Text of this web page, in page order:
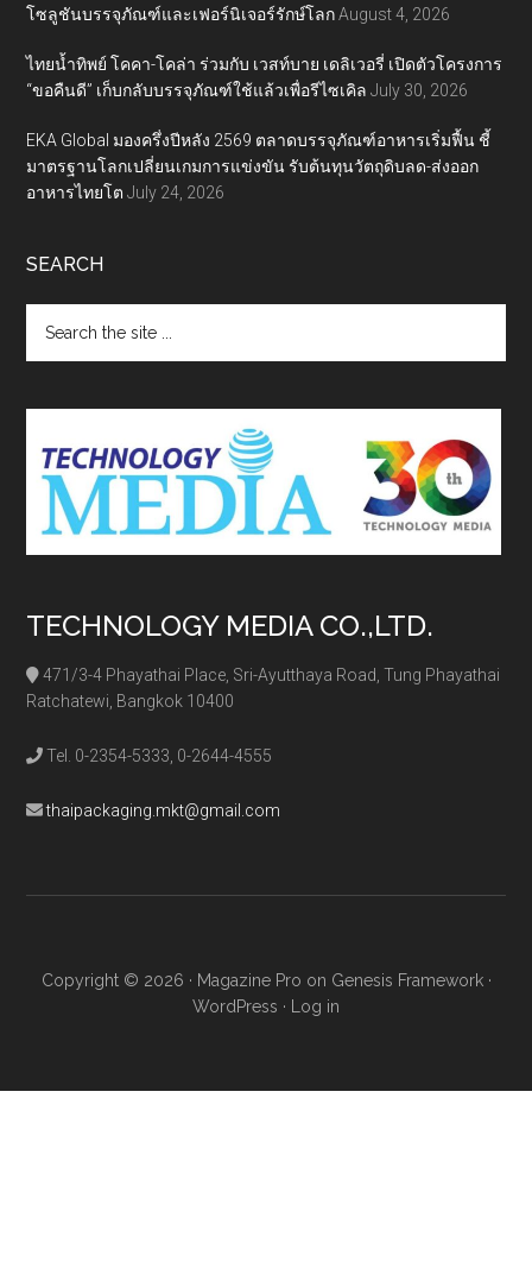
โซลูชันบรรจุภัณฑ์และเฟอร์นิเจอร์รักษ์โลก August 4, 2026
ไทยน้ำทิพย์ โคคา-โคล่า ร่วมกับ เวสท์บาย เดลิเวอรี่ เปิดตัวโครงการ
“ขอคืนดี” เก็บกลับบรรจุภัณฑ์ใช้แล้วเพื่อรีไซเคิล July 30, 2026
EKA Global มองครึ่งปีหลัง 2569 ตลาดบรรจุภัณฑ์อาหารเริ่มฟื้น ชี้
มาตรฐานโลกเปลี่ยนเกมการแข่งขัน รับต้นทุนวัตถุดิบลด-ส่งออก
อาหารไทยโต July 24, 2026
SEARCH
the
TECHNOLOGY MEDIA CO.,LTD.
471/3-4 Phayathai Place, Sri-Ayutthaya Road, Tung Phayathai
Ratchatewi, Bangkok 10400
Tel. 0-2354-5333, 0-2644-4555
thaipackaging.mkt@gmail.com
Copyright © 2026 · Magazine Pro on Genesis Framework·
WordPress · Log in